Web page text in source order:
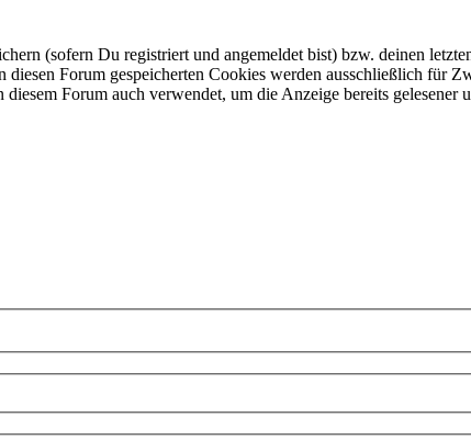
(sofern Du registriert und angemeldet bist) bzw. deinen
Forum gespeicherten Cookies werden ausschließlich für
Forum auch verwendet, um die Anzeige bereits gelesener